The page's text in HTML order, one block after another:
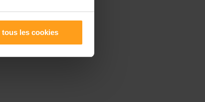
les cookies